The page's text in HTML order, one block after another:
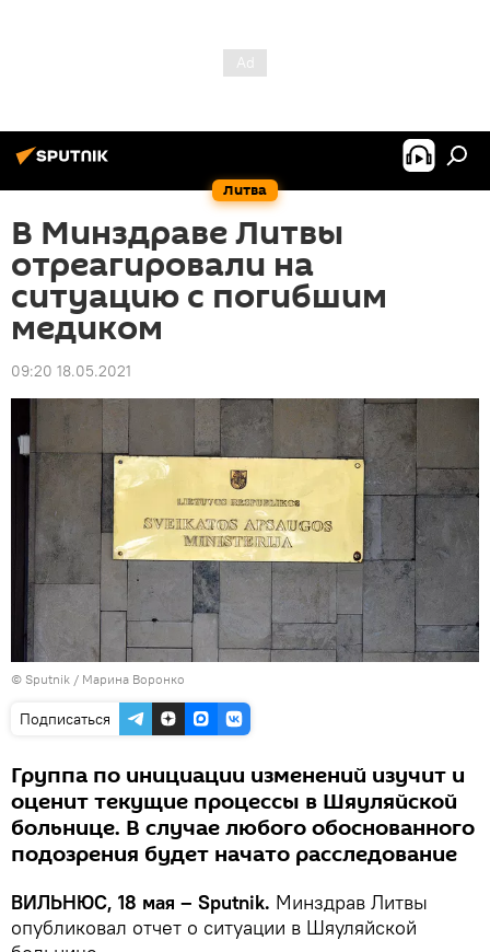
Литва
В Минздраве Литвы
отреагировали на
ситуацию с погибшим
медиком
09:20 18.05.2021
© Sputnik / Марина Воронко
Подписаться
Группа по инициации изменений изучит и
оценит текущие процессы в Шяуляйской
больнице. В случае любого обоснованного
подозрения будет начато расследование
ВИЛЬНЮС, 18 мая – Sputnik. Минздрав Литвы
опубликовал отчет о ситуации в Шяуляйской